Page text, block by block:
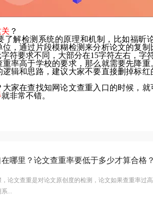
？
了解检测系统的原理和机制，比如福昕
，通过片段模糊检测来分析论文的复
符要求不同，大部分在15字符左右，字
率高于学校的要求，那么就需要先降
辑和思路，建议大家不要直接删掉标
家在查找知网论文查重入口的时候，
就非常不错。
哪里？论文查重率要低于多少才算合格？
论文查重是对论文原创度的检测，论文如果查重率过
...